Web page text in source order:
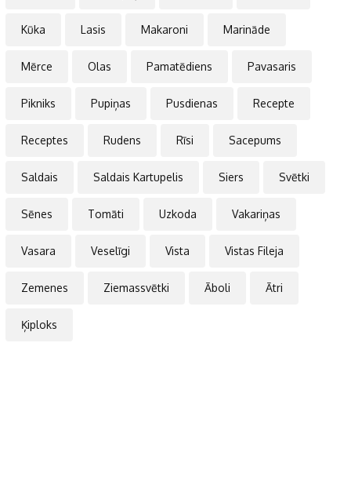
Kūka Lasis Makaroni Marināde
Mērce Olas Pamatēdiens Pavasaris
Pikniks Pupiņas Pusdienas Recepte
Receptes Rudens Rīsi Sacepums
Saldais Saldais Kartupelis Siers Svētki
Sēnes Tomāti Uzkoda Vakariņas
Vasara Veselīgi Vista Vistas Fileja
Zemenes Ziemassvētki Āboli Ātri
Ķiploks